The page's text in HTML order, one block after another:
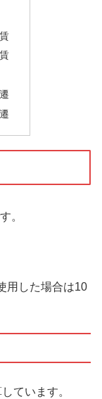
。
用した場合は10
ています。